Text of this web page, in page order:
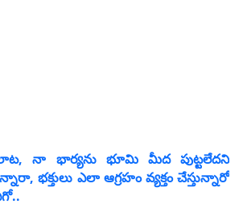
నా భార్యను భూమి మీద పుట్టలేదని
భక్తులు ఎలా ఆగ్రహం వ్యక్తం చేస్తున్నారో